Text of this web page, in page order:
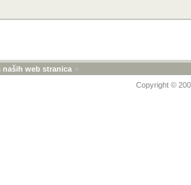
naših web stranica »
Copyright ©